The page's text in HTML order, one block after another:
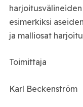
esimerkiksi
ja malliosat
Toimittaja
Karl Beckenström